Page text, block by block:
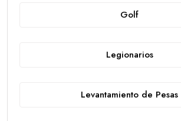
Golf
Legionarios
Levantamiento de Pesas